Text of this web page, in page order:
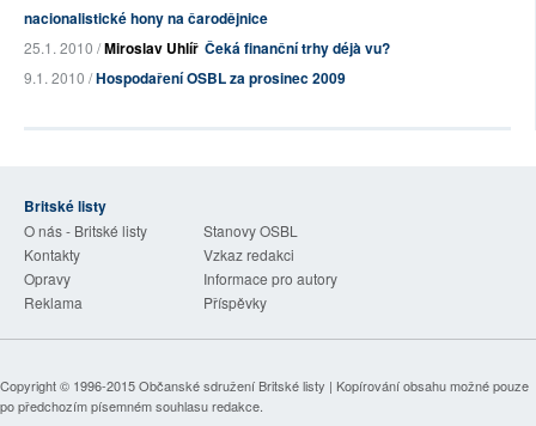
nacionalistické hony na čarodějnice
25.1. 2010 /Miroslav Uhlíř Čeká finanční trhy déjà vu?
9.1. 2010 /Hospodaření OSBL za prosinec 2009
Britské listy
O nás - Britské listy
Stanovy OSBL
Kontakty
Vzkaz redakci
Opravy
Informace pro autory
Reklama
Příspěvky
Copyright © 1996-2015Občanské sdružení Britské listy | Kopírování obsahu možné pouze
po předchozím písemném souhlasu redakce.